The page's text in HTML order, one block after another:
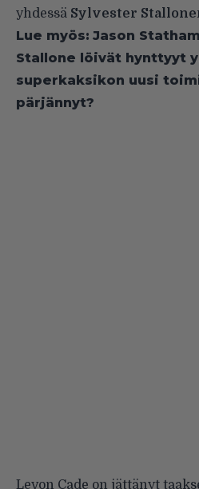
yhdessä Sylvester
Lue myös: Jason
Stallone löivät hynttyyt
superkaksikon uusi
pärjännyt?
Levon Cade on jättänyt